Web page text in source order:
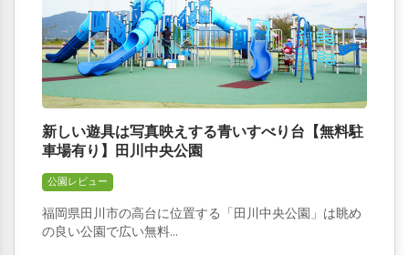
新しい遊具は写真映えする青いすべり台【無料駐
車場有り】田川中央公園
公園レビュー
福岡県田川市の高台に位置する「田川中央公園」は眺め
の良い公園で広い無料...